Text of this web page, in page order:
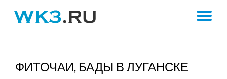
ФИТОЧАИ, БАДЫ В ЛУГАНСКЕ